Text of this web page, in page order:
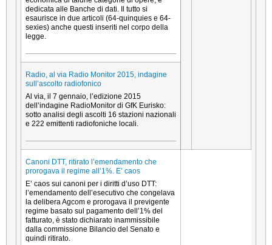
dedicata alle Banche di dati. Il tutto si
esaurisce in due articoli (64-quinquies e 64-
sexies) anche questi inseriti nel corpo della
legge.
Radio, al via Radio Monitor 2015, indagine
sull’ascolto radiofonico
Al via, il 7 gennaio, l’edizione 2015
dell’indagine RadioMonitor di GfK Eurisko:
sotto analisi degli ascolti 16 stazioni nazionali
e 222 emittenti radiofoniche locali.
Canoni DTT, ritirato l’emendamento che
prorogava il regime all’1%. E’ caos
E’ caos sui canoni per i diritti d’uso DTT:
l’emendamento dell’esecutivo che congelava
la delibera Agcom e prorogava il previgente
regime basato sul pagamento dell’1% del
fatturato, è stato dichiarato inammissibile
dalla commissione Bilancio del Senato e
quindi ritirato.